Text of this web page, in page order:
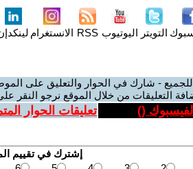
التويتر اليوتيوب RSS الانستغرام
- شارك في الحوار والتعليق على
التعليقات من خلال الموقع نرجو النقر
(
) تعليقات الحوار